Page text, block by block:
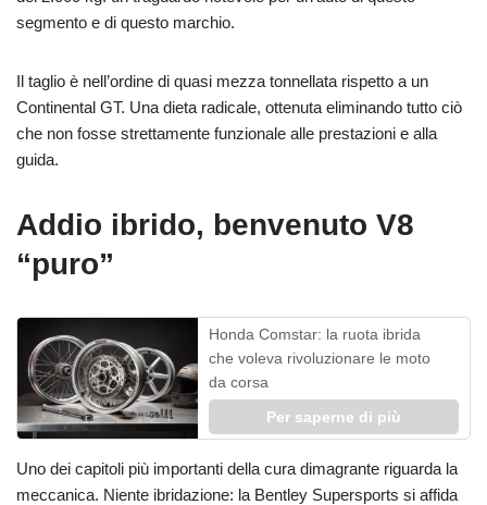
segmento e di questo marchio.
Il taglio è nell’ordine di quasi mezza tonnellata rispetto a un
Continental GT. Una dieta radicale, ottenuta eliminando tutto ciò
che non fosse strettamente funzionale alle prestazioni e alla
guida.
Addio ibrido, benvenuto V8
“puro”
Honda Comstar: la ruota ibrida
che voleva rivoluzionare le moto
da corsa
Per saperne di più
Uno dei capitoli più importanti della cura dimagrante riguarda la
meccanica. Niente ibridazione: la Bentley Supersports si affida